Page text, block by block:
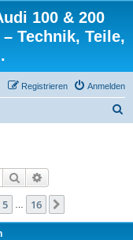
100 & 200
– Technik, Teile,
Anmelden
Registrieren
Suche
5 16